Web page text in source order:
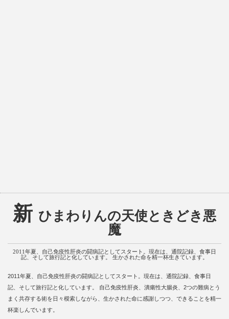
新 ひまわりんの天使ときどき悪
魔
2011年夏、自己免疫性肝炎の闘病記としてスタート。現在は、通院記録、食事日
記、そして旅行記と化しています。 生かされた命を精一杯生きています。
2011年夏、自己免疫性肝炎の闘病記としてスタート。現在は、通院記録、食事日
記、そして旅行記と化しています。 自己免疫性肝炎、潰瘍性大腸炎、2つの難病とう
まく共存する術を日々模索しながら、生かされた命に感謝しつつ、できることを精一
杯楽しんでいます。